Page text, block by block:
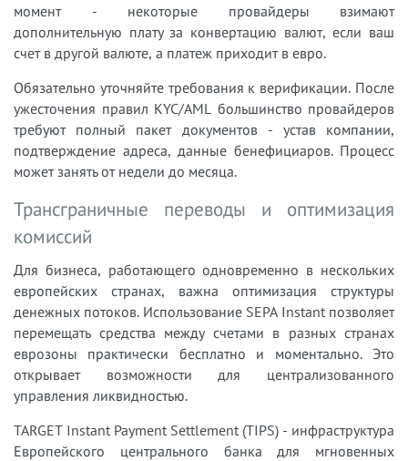
момент - некоторые провайдеры взимают
дополнительную плату за конвертацию валют, если ваш
счет в другой валюте, а платеж приходит в евро.
Обязательно уточняйте требования к верификации. После
ужесточения правил KYC/AML большинство провайдеров
требуют полный пакет документов - устав компании,
подтверждение адреса, данные бенефициаров. Процесс
может занять от недели до месяца.
Трансграничные переводы и оптимизация
комиссий
Для бизнеса, работающего одновременно в нескольких
европейских странах, важна оптимизация структуры
денежных потоков. Использование SEPA Instant позволяет
перемещать средства между счетами в разных странах
еврозоны практически бесплатно и моментально. Это
открывает возможности для централизованного
управления ликвидностью.
TARGET Instant Payment Settlement (TIPS) - инфраструктура
Европейского центрального банка для мгновенных